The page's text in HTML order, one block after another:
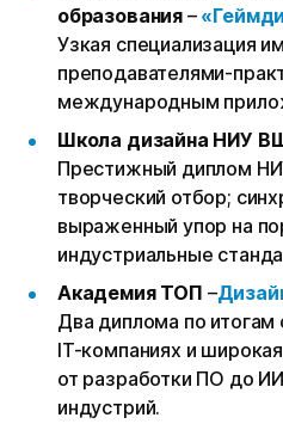
образования –
Узкая специализация
преподавателями-
международным
Школа дизайна НИУ
Престижный диплом
творческий отбор;
выраженный упор на
индустриальные
Академия ТОП –
Два диплома по итогам
IT-компаниях и
от разработки ПО до
индустрий.